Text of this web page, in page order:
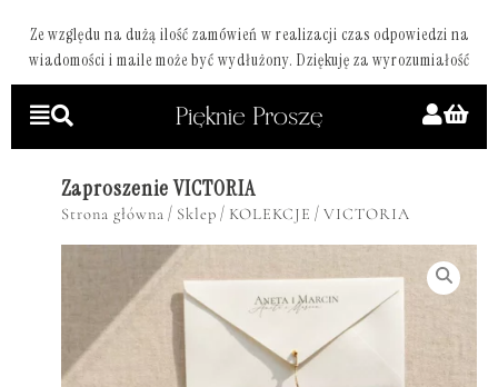
Ze względu na dużą ilość zamówień w realizacji czas odpowiedzi na
wiadomości i maile może być wydłużony. Dziękuję za wyrozumiałość
Zaproszenie VICTORIA
Strona główna / Sklep / KOLEKCJE / VICTORIA